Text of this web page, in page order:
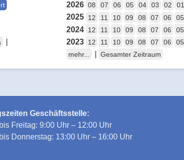
2026 08 07 06 05 04 03 02 01
2025 12 11 10 09 08 07 06 05
2024 12 11 10 09 08 07 06 05
2023 12 11 10 09 08 07 06 05
mehr...
Gesamter Zeitraum
Geschäftsstelle:
Freitag: 9:00 Uhr – 12:00 Uhr
Donnerstag: 13:00 Uhr – 16:00 Uhr